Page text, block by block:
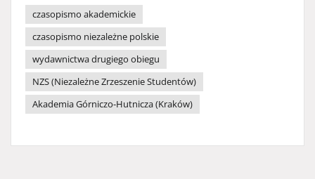
czasopismo akademickie
czasopismo niezależne polskie
wydawnictwa drugiego obiegu
NZS (Niezależne Zrzeszenie Studentów)
Akademia Górniczo-Hutnicza (Kraków)